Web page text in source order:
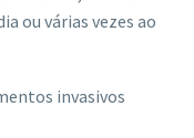
ou várias vezes ao
invasivos